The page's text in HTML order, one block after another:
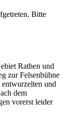
Bitte
Rathen und
zur Felsenbühne
entwurzelten und
dem
vorerst leider